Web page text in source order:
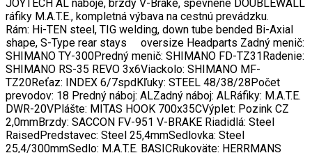
JOYTECH AL náboje, brzdy V-Brake, spevnené DOUBLEWALL
ráfiky M.A.T.E., kompletná výbava na cestnú prevádzku.
Rám: Hi-TEN steel, TIG welding, down tube bended Bi-Axial
shape, S-Type rear stays oversize Headparts Zadný menič:
SHIMANO TY-300Predný menič: SHIMANO FD-TZ31Radenie:
SHIMANO RS-35 REVO 3x6Viackolo: SHIMANO MF-
TZ20Reťaz: INDEX 6/7spdKľuky: STEEL 48/38/28Počet
prevodov: 18 Predný náboj: ALZadný náboj: ALRáfiky: M.A.T.E.
DWR-20VPlášte: MITAS HOOK 700x35CVýplet: Pozink CZ
2,0mmBrzdy: SACCON FV-951 V-BRAKE Riadidlá: Steel
RaisedPredstavec: Steel 25,4mmSedlovka: Steel
25,4/300mmSedlo: M.A.T.E. BASICRukoväte: HERRMANS